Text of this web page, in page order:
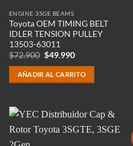
ENGINE 3SGE BEAMS
Toyota OEM TIMING BELT
IDLER TENSION PULLEY
13503-63011
$72.900 El
original
era:
$72.900.
$49.990El
actual
es:
$49.990.
AÑADIR AL CARRITO